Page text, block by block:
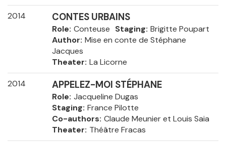
2014 CONTES URBAINS
Role Conteuse Staging Brigitte Poupart
Author Mise en conte de Stéphane
Jacques
Theater La Licorne
2014 APPELEZ-MOI STÉPHANE
Role Jacqueline Dugas
Staging France Pilotte
Co-authors Claude Meunier et Louis Saia
Theater Théâtre Fracas